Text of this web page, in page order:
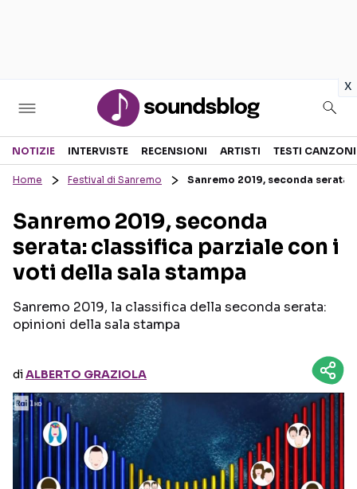
x
Sezioni
RECENSIONI MUSICALI
INTERVISTE
GOSSIP E CURIOSITÀ
TESTI CANZONI
TOUR ED EVENTI
TALENT SHOW
Seguici sui social
NOTIZIE INTERVISTE RECENSIONI ARTISTI TESTI CANZONI
Home Festival di Sanremo Sanremo 2019, seconda
Sanremo 2019, seconda
serata: classifica parziale con i
voti della sala stampa
Sanremo 2019, la classifica della seconda serata:
opinioni della sala stampa
diALBERTO GRAZIOLA